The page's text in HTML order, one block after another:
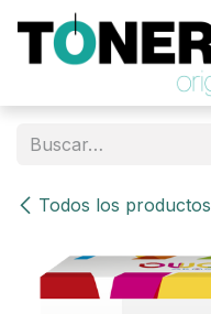
Ir al contenido
Todos los productos